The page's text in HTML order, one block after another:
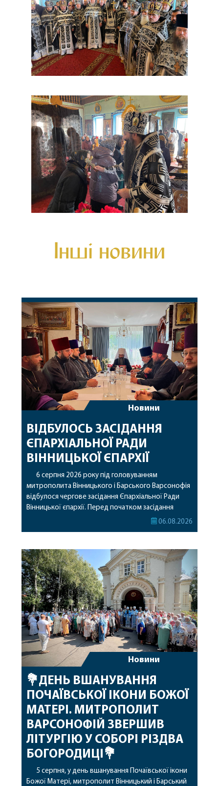
Інші новини
Новини
ВІДБУЛОСЬ ЗАСІДАННЯ
ЄПАРХІАЛЬНОЇ РАДИ
ВІННИЦЬКОЇ ЄПАРХІЇ
6 серпня 2026 року під головуванням
митрополита Вінницького і Барського Варсонофія
відбулося чергове засідання Єпархіальної Ради
Вінницької єпархії. Перед початком засідання
секретар Єпархіальної Ради від імені членів Ради
побажавши йому міцного здоров’я, Божої
допомоги, миру, духовної радості та
благословенних успіхів у подальшому
архіпастирському служінні. […]
06.08.2026
Новини
💐ДЕНЬ ВШАНУВАННЯ
ПОЧАЇВСЬКОЇ ІКОНИ БОЖОЇ
МАТЕРІ. МИТРОПОЛИТ
ВАРСОНОФІЙ ЗВЕРШИВ
ЛІТУРГІЮ У СОБОРІ РІЗДВА
БОГОРОДИЦІ💐
5 серпня, у день вшанування Почаївської ікони
Божої Матері, митрополит Вінницький і Барський